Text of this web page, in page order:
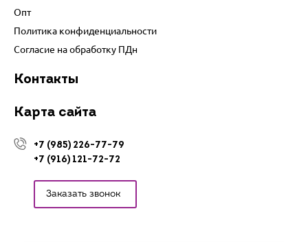
Опт
Политика конфиденциальности
Согласие на обработку ПДн
Контакты
Карта сайта
+7 (985) 226-77-79
+7 (916) 121-72-72
Заказать звонок